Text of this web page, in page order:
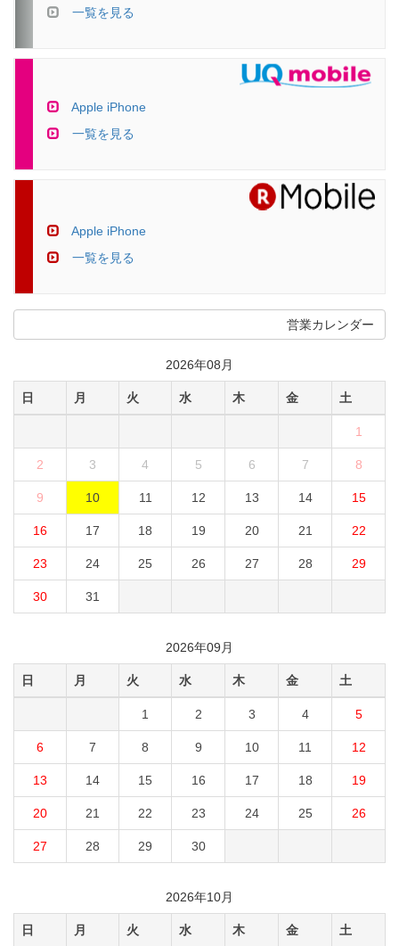
一覧を見る
Apple iPhone
一覧を見る
Apple iPhone
一覧を見る
営業カレンダー
2026年08月
日 月 火 水 木 金 土
1
2 3 4 5 6 7 8
9 10 11 12 13 14 15
16 17 18 19 20 21 22
23 24 25 26 27 28 29
30 31
2026年09月
日 月 火 水 木 金 土
1 2 3 4 5
6 7 8 9 10 11 12
13 14 15 16 17 18 19
20 21 22 23 24 25 26
27 28 29 30
2026年10月
日 月 火 水 木 金 土